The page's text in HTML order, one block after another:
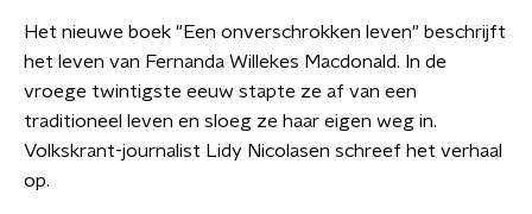
Het nieuwe boek "Een onverschrokken leven" beschrijft
het leven van Fernanda Willekes Macdonald. In de
vroege twintigste eeuw stapte ze af van een
traditioneel leven en sloeg ze haar eigen weg in.
Volkskrant-journalist Lidy Nicolasen schreef het verhaal
op.